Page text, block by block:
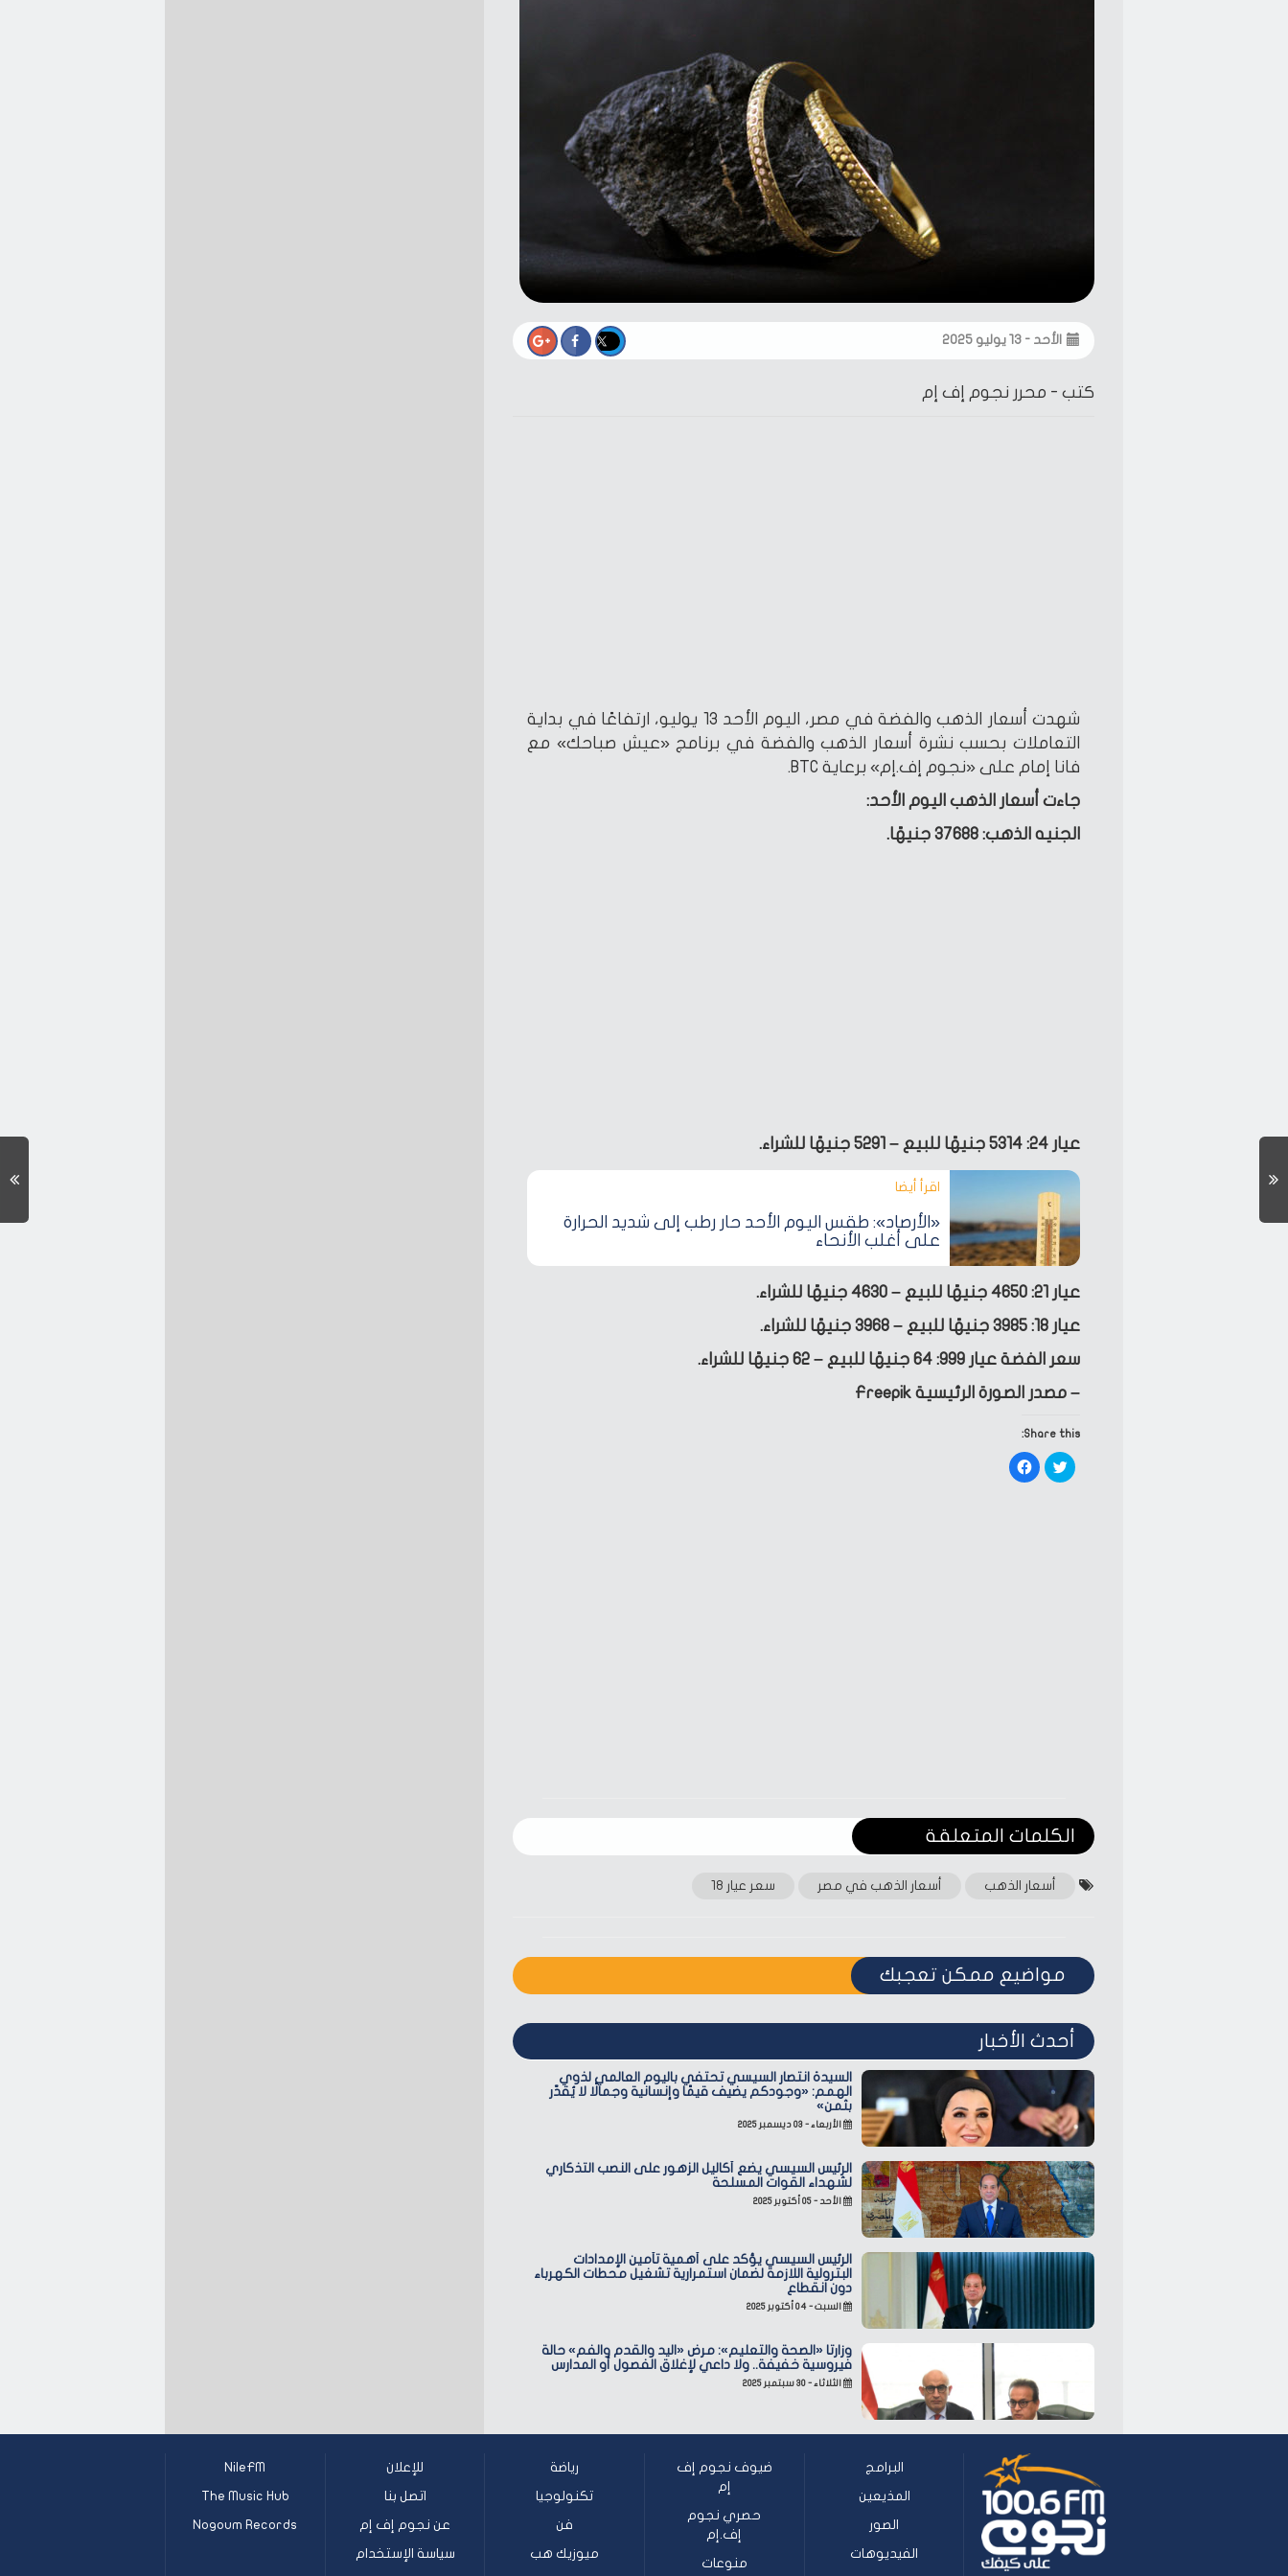
الأحد - ١٣ يوليو ٢٠٢٥
كتب - محرر نجوم إف إم
شهدت أسعار الذهب والفضة في مصر، اليوم الأحد 13 يوليو، ارتفاعًا في بداية
التعاملات بحسب نشرة أسعار الذهب والفضة في برنامج «عيش صباحك» مع
فانا إمام على «نجوم إف.إم» برعاية BTC.
جاءت أسعار الذهب اليوم الأحد:
الجنيه الذهب: 37688 جنيهًا.
عيار 24: 5314 جنيهًا للبيع – 5291 جنيهًا للشراء.
اقرأ أيضا‎
«الأرصاد»: طقس اليوم الأحد حار رطب إلى شديد الحرارة
على أغلب الأنحاء
عيار 21: 4650 جنيهًا للبيع – 4630 جنيهًا للشراء.
عيار 18: 3985 جنيهًا للبيع – 3968 جنيهًا للشراء.
سعر الفضة عيار 999: 64 جنيهًا للبيع – 62 جنيهًا للشراء.
– مصدر الصورة الرئيسية Freepik
Share this:
Click
to
share
Click
to
الكلمات المتعلقة‎
أسعار الذهب أسعار الذهب في مصر سعر عيار 18
مواضيع ممكن تعجبك
أحدث الأخبار
السيدة انتصار السيسي تحتفي باليوم العالمي لذوي
الهمم: «وجودكم يضيف قيمًا وإنسانية وجمالًا لا يُقدّر
بثمن»
الأربعاء - ٠٣ ديسمبر ٢٠٢٥
الرئيس السيسي يضع أكاليل الزهور على النصب التذكاري
لشهداء القوات المسلحة
الأحد - ٠٥ أكتوبر ٢٠٢٥
الرئيس السيسي يؤكد على أهمية تأمين الإمدادات
البترولية اللازمة لضمان استمرارية تشغيل محطات الكهرباء
دون انقطاع
السبت - ٠٤ أكتوبر ٢٠٢٥
وزارتا «الصحة والتعليم»: مرض «اليد والقدم والفم» حالة
فيروسية خفيفة.. ولا داعي لإغلاق الفصول أو المدارس
الثلاثاء - ٣٠ سبتمبر ٢٠٢٥
البرامج
المذيعين
الصور
الفيديوهات
ضيوف نجوم إف
إم
حصري نجوم
إف.إم
منوعات
رياضة
تكنولوجيا
فن
ميوزيك هب
للإعلان
اتصل بنا
عن نجوم إف إم
سياسة الإستخدام
NileFM
The Music Hub
Nogoum Records